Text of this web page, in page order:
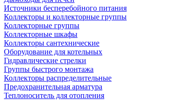
Источники бесперебойного питания
Коллекторы и коллекторные группы
Коллекторные группы
Коллекторные шкафы
Коллекторы сантехнические
Оборудование для котельных
Гидравлические стрелки
Группы быстрого монтажа
Коллекторы распределительные
Предохранительная арматура
Теплоноситель для отопления